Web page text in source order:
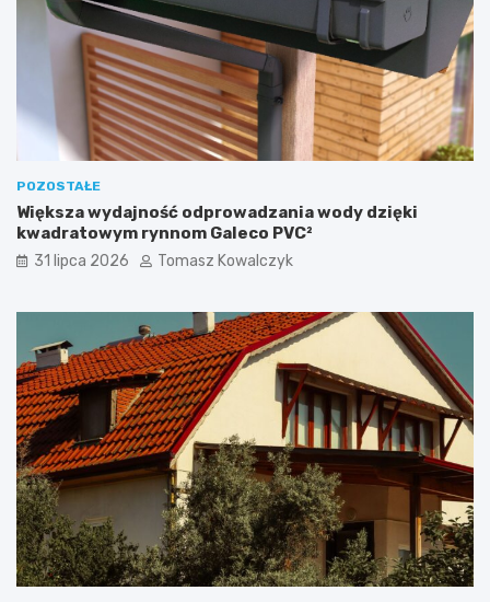
POZOSTAŁE
Większa wydajność odprowadzania wody dzięki
kwadratowym rynnom Galeco PVC²
31 lipca 2026 Tomasz Kowalczyk